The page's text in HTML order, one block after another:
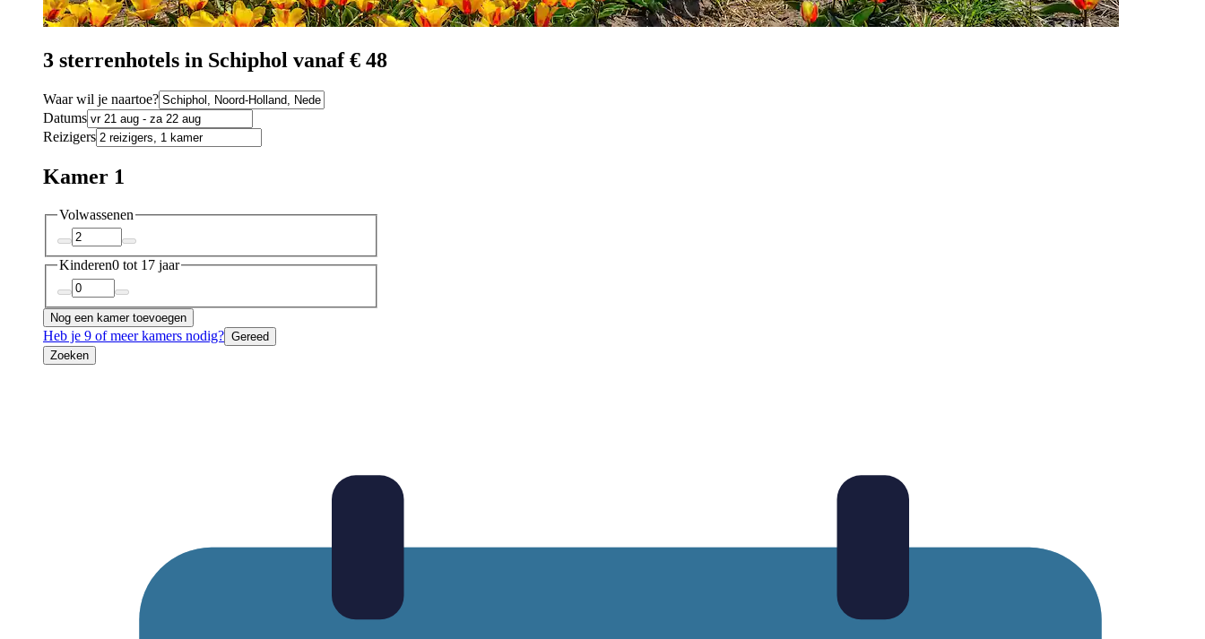
3 sterrenhotels in Schiphol vanaf € 48
Waar wil je naartoe?
Datums
Reizigers
Kamer 1
Volwassenen
Kinderen0 tot 17 jaar
Nog een kamer toevoegen
Heb je 9 of meer kamers nodig? Gereed
Zoeken